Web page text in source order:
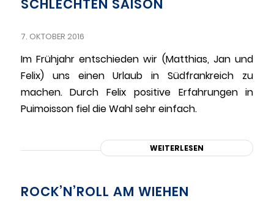
SCHLECHTEN SAISON
7. OKTOBER 2016
Im Frühjahr entschieden wir (Matthias, Jan und
Felix) uns einen Urlaub in Südfrankreich zu
machen. Durch Felix positive Erfahrungen in
Puimoisson fiel die Wahl sehr einfach.
WEITERLESEN
ROCK’N’ROLL AM WIEHEN